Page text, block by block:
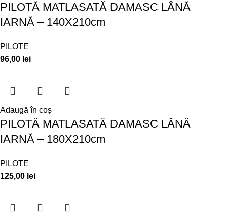
PILOTĂ MATLASATĂ DAMASC LÂNĂ
IARNĂ – 140X210cm
PILOTE
96,00 lei
Adaugă în coș
PILOTĂ MATLASATĂ DAMASC LÂNĂ
IARNĂ – 180X210cm
PILOTE
125,00 lei